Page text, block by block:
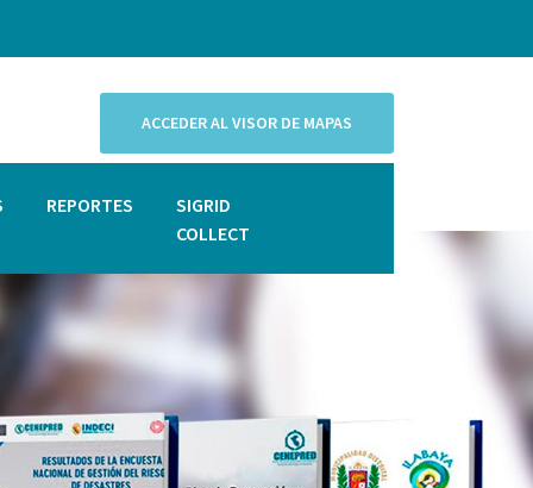
ACCEDER AL VISOR DE MAPAS
REPORTES
SIGRID
COLLECT